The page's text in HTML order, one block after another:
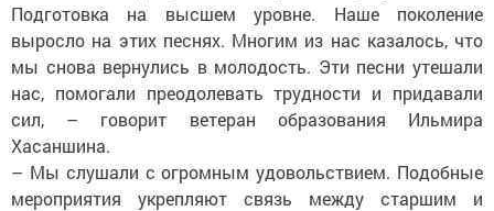
Подготовка на высшем уровне. Наше поколение
выросло на этих песнях. Многим из нас казалось, что
мы снова вернулись в молодость. Эти песни утешали
нас, помогали преодолевать трудности и придавали
сил, – говорит ветеран образования Ильмира
Хасаншина.
– Мы слушали с огромным удовольствием. Подобные
мероприятия укрепляют связь между старшим и